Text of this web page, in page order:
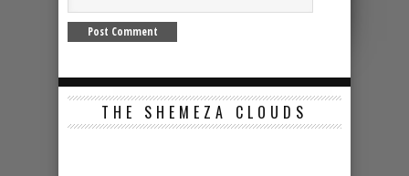
THE SHEMEZA CLOUDS